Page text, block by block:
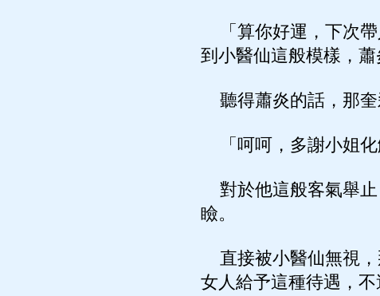
「算你好運，下次帶
到小醫仙這般模樣，
聽得蕭炎的話，那奎
「呵呵，多謝小姐化
對於他這般客氣舉止
瞼。
直接被小醫仙無視，
女人給予這種待遇，